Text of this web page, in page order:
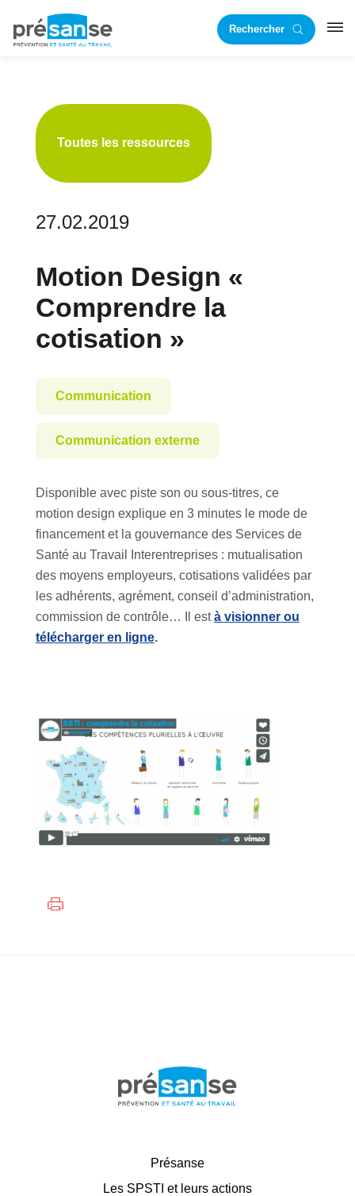
principale
RechercherRST
Toutes les ressources
27.02.2019
Motion Design «
Comprendre la
cotisation »
Communication
Communication externe
Disponible avec piste son ou sous-titres, ce
motion design explique en 3 minutes le mode de
financement et la gouvernance des Services de
Santé au Travail Interentreprises : mutualisation
des moyens employeurs, cotisations validées par
les adhérents, agrément, conseil d’administration,
commission de contrôle… Il està visionner ou
télécharger en ligne.
Présanse
Les SPSTI et leurs actions